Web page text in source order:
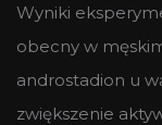
Wyniki
obecny w
androstadion u
zwiększenie